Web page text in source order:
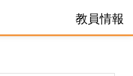
教員情報